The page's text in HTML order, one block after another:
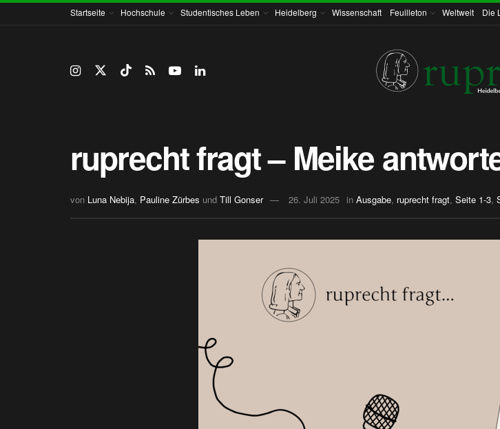
Startseite Hochschule Studentisches Leben Heidelberg Wissenschaft Feuilleton Weltweit Die
ruprecht fragt – Meike
von Luna Nebija, Pauline Zürbes und Till Gonser 26. Juli 2025 in Ausgabe, ruprecht fragt, Seite 1-3,